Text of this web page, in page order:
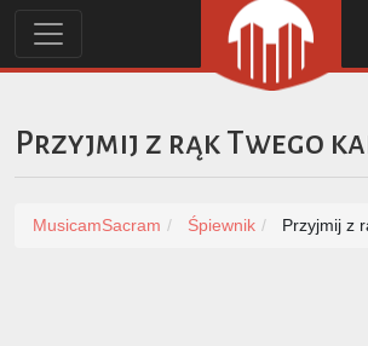
Przyjmij z rąk Twego
MusicamSacram Śpiewnik Przyjmij z